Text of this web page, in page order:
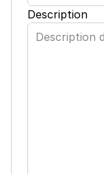
Description